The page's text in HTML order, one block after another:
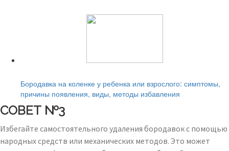
Бородавка на коленке у ребенка или взрослого: симптомы,
причины появления, виды, методы избавления
СОВЕТ №3
Избегайте самостоятельного удаления бородавок с помощью
народных средств или механических методов. Это может